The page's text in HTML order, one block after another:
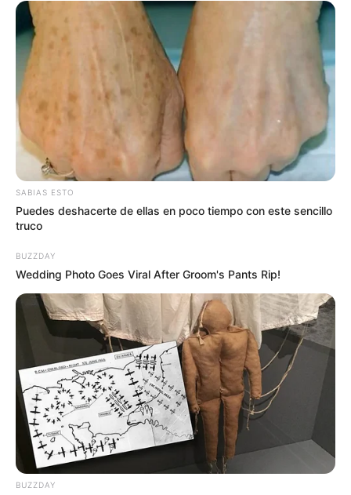
compromiso y es por esto que Millonarios visita a Unión
Magdalena en la tarde de este 20 de febrero.
Lea también:
Millonarios anuncia el fichaje y renovación:
hinchas se ilusionan
El compromiso inició con varias oportunidades para
ambos conjuntos, pues las defensas no pudieron
acomodarse en el partido y esto fue aprovechado por los
atacantes de ambos conjuntos.
SABIAS ESTO
Puedes deshacerte de ellas en poco tiempo con este sencillo
truco
BUZZDAY
Wedding Photo Goes Viral After Groom's Pants Rip!
BUZZDAY